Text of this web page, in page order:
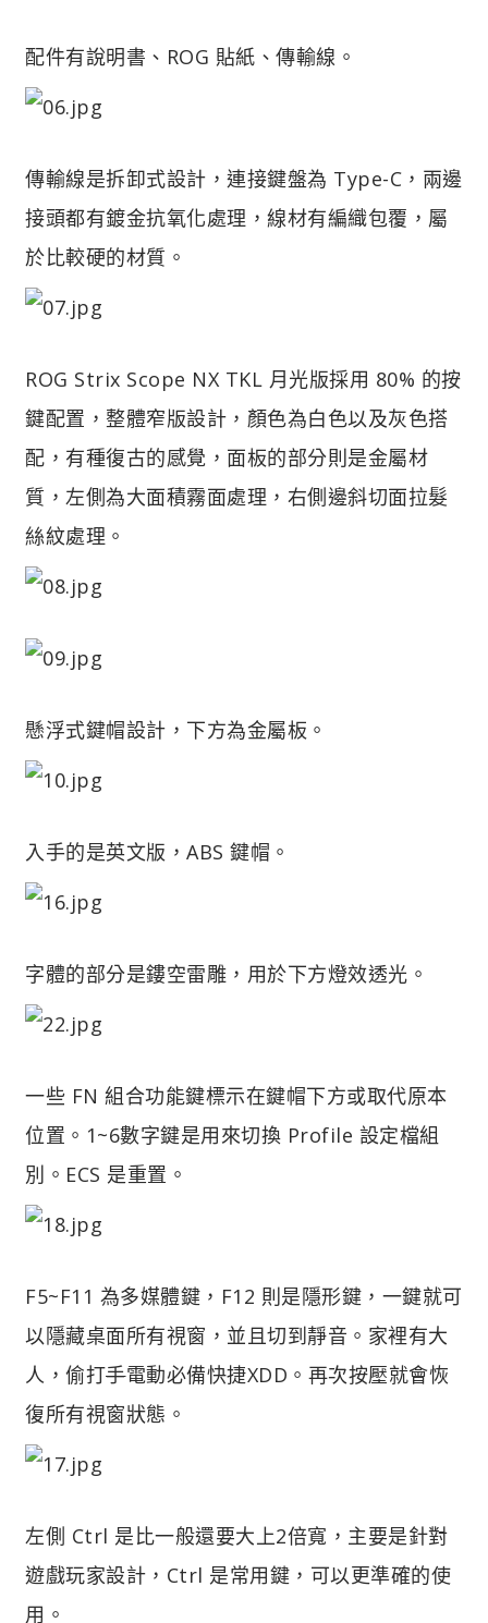
配件有說明書、ROG 貼紙、傳輸線。
傳輸線是拆卸式設計，連接鍵盤為 Type-C，兩邊
接頭都有鍍金抗氧化處理，線材有編織包覆，屬
於比較硬的材質。
ROG Strix Scope NX TKL 月光版採用 80% 的按
鍵配置，整體窄版設計，顏色為白色以及灰色搭
配，有種復古的感覺，面板的部分則是金屬材
質，左側為大面積霧面處理，右側邊斜切面拉髮
絲紋處理。
懸浮式鍵帽設計，下方為金屬板。
入手的是英文版，ABS 鍵帽。
字體的部分是鏤空雷雕，用於下方燈效透光。
一些 FN 組合功能鍵標示在鍵帽下方或取代原本
位置。1~6數字鍵是用來切換 Profile 設定檔組
別。ECS 是重置。
F5~F11 為多媒體鍵，F12 則是隱形鍵，一鍵就可
以隱藏桌面所有視窗，並且切到靜音。家裡有大
人，偷打手電動必備快捷XDD。再次按壓就會恢
復所有視窗狀態。
左側 Ctrl 是比一般還要大上2倍寬，主要是針對
遊戲玩家設計，Ctrl 是常用鍵，可以更準確的使
用。